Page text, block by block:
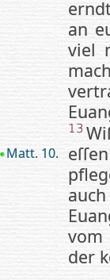
Matt. 10.
an
viel
13
vom
der